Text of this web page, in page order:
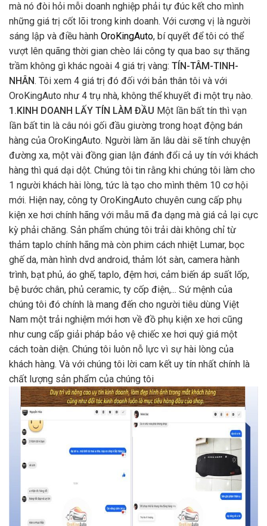
mà nó đòi hỏi mỗi doanh nghiệp phải tự đúc kết cho mình
những giá trị cốt lõi trong kinh doanh. Với cương vị là người
sáng lập và điều hành OroKingAuto, bí quyết để tôi có thể
vượt lên quãng thời gian chèo lái công ty qua bao sự thăng
trầm không gì khác ngoài 4 giá trị vàng: TÍN-TÂM-TINH-
NHÂN. Tôi xem 4 giá trị đó đối với bản thân tôi và với
OroKingAuto như 4 trụ nhà, không thể khuyết đi một trụ nào.
1.KINH DOANH LẤY TÍN LÀM ĐẦU Một lần bất tín thì vạn
lần bất tin là câu nói gối đầu giường trong hoạt động bán
hàng của OroKingAuto. Người làm ăn lâu dài sẽ tính chuyện
đường xa, một vài đồng gian lận đánh đổi cả uy tín với khách
hàng thì quá dại dột. Chúng tôi tin rằng khi chúng tôi làm cho
1 người khách hài lòng, tức là tạo cho mình thêm 10 cơ hội
mới. Hiện nay, công ty OroKingAuto chuyên cung cấp phụ
kiện xe hơi chính hãng với mẫu mã đa dạng mà giá cả lại cực
kỳ phải chăng. Sản phẩm chúng tôi trải dài không chỉ từ
thảm taplo chính hãng mà còn phim cách nhiệt Lumar, bọc
ghế da, màn hình dvd android, thảm lót sàn, camera hành
trình, bạt phủ, áo ghế, taplo, đệm hơi, cảm biến áp suất lốp,
bệ bước chân, phủ ceramic, ty cốp điện,... Sứ mệnh của
chúng tôi đó chính là mang đến cho người tiêu dùng Việt
Nam một trải nghiệm mới hơn về đồ phụ kiện xe hơi cũng
như cung cấp giải pháp bảo vệ chiếc xe hơi quý giá một
cách toàn diện. Chúng tôi luôn nỗ lực vì sự hài lòng của
khách hàng. Và với chúng tôi lời cam kết uy tín nhất chính là
chất lượng sản phẩm của chúng tôi